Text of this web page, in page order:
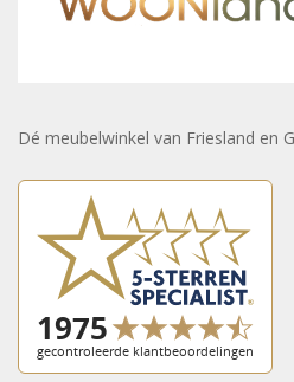
Dé meubelwinkel van Friesland en